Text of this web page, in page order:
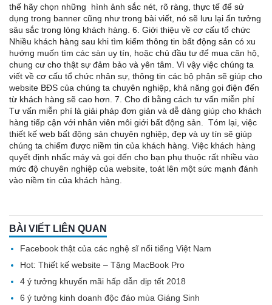
thế hãy chọn những hình ảnh sắc nét, rõ ràng, thực tế để sử
dụng trong banner cũng như trong bài viết, nó sẽ lưu lại ấn tưởng
sâu sắc trong lòng khách hàng. 6. Giới thiệu về cơ cấu tổ chức
Nhiều khách hàng sau khi tìm kiếm thông tin bất động sản có xu
hướng muốn tìm các sàn uy tín, hoặc chủ đầu tư để mua căn hộ,
chung cư cho thật sự đảm bảo và yên tâm. Vì vậy việc chúng ta
viết về cơ cấu tổ chức nhân sự, thông tin các bộ phận sẽ giúp cho
website BĐS của chúng ta chuyên nghiệp, khả năng gọi điện đến
từ khách hàng sẽ cao hơn. 7. Cho đi bằng cách tư vấn miễn phí
Tư vấn miễn phí là giải pháp đơn giản và dễ dàng giúp cho khách
hàng tiếp cận với nhân viên môi giới bất động sản. Tóm lại, việc
thiết kế web bất động sản chuyên nghiệp, đẹp và uy tín sẽ giúp
chúng ta chiếm được niềm tin của khách hàng. Việc khách hàng
quyết định nhấc máy và gọi đến cho bạn phụ thuộc rất nhiều vào
mức độ chuyên nghiệp của website, toát lên một sức mạnh đánh
vào niềm tin của khách hàng.
BÀI VIẾT LIÊN QUAN
Facebook thật của các nghệ sĩ nổi tiếng Việt Nam
Hot: Thiết kế website – Tặng MacBook Pro
4 ý tưởng khuyến mãi hấp dẫn dịp tết 2018
6 ý tưởng kinh doanh độc đáo mùa Giáng Sinh